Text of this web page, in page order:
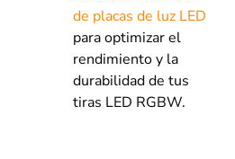
de placas de luz LED
para optimizar el
rendimiento y la
durabilidad de tus
tiras LED RGBW.